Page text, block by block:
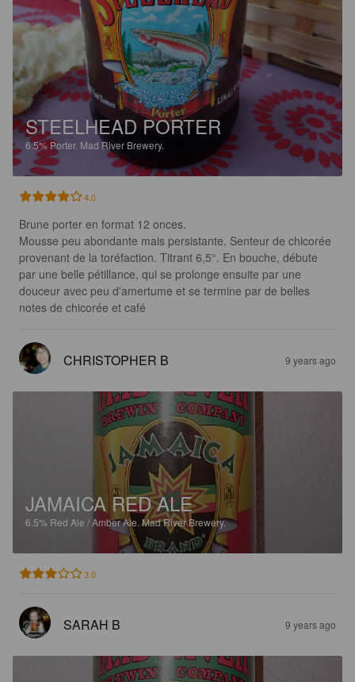
STEELHEAD PORTER
6.5%Porter. Mad River Brewery.
4.0
Brune porter en format 12 onces.
Mousse peu abondante mais persistante. Senteur de chicorée
provenant de la toréfaction. Titrant 6,5°. En bouche, débute
par une belle pétillance, qui se prolonge ensuite par une
douceur avec peu d'amertume et se termine par de belles
notes de chicorée et café
CHRISTOPHER B 9 years ago
JAMAICA RED ALE
6.5% Red Ale / Amber Ale.Mad River Brewery.
3.0
SARAH B 9 years ago